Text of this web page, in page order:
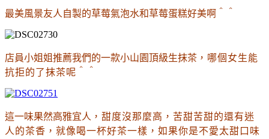
最美風景友人自製的草莓氣泡水和草莓蛋糕好美啊＾＾
店員小姐姐推薦我們的一款小山園頂級生抹茶 ，哪個女生能
抗拒的了抹茶呢＾＾
這一味果然高雅宜人 ，甜度沒那麼高 ，苦甜苦甜的還有迷
人的茶香 ，就像喝一杯好茶一樣 ，如果你是不愛太甜口味